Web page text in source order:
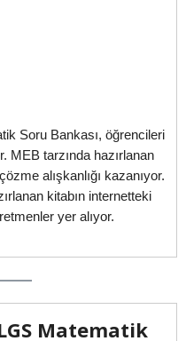
Soru Bankası, öğrencileri
MEB tarzında hazırlanan
alışkanlığı kazanıyor.
kitabın internetteki
yer alıyor.
Matematik